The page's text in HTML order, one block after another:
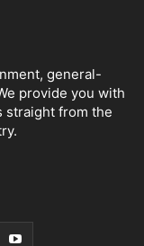
general-
provide you with
straight from the